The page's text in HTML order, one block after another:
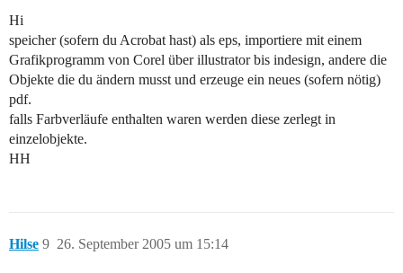
Hi
speicher (sofern du Acrobat hast) als eps, importiere mit einem
Grafikprogramm von Corel über illustrator bis indesign, andere die
Objekte die du ändern musst und erzeuge ein neues (sofern nötig)
pdf.
falls Farbverläufe enthalten waren werden diese zerlegt in
einzelobjekte.
HH
Hilse 26. September 2005 um 15:14
9